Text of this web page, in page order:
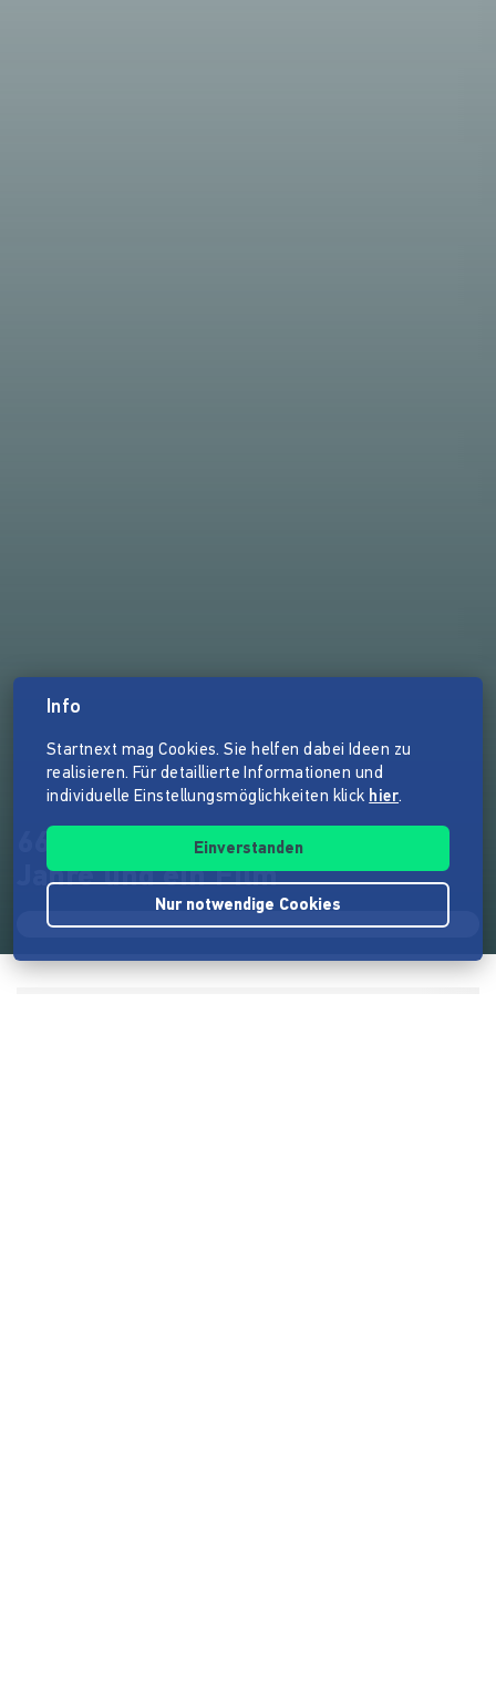
66 Frauen, 21 Instrumente, 10
Jahre und ein Film
Info
Startnext mag Cookies. Sie helfen dabei Ideen zu
realisieren. Für detaillierte Informationen und
individuelle Einstellungsmöglichkeiten klick hier.
Einverstanden
Nur notwendige Cookies